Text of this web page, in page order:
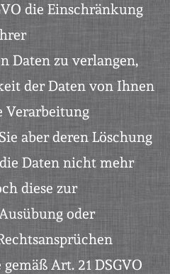
die Einschränkung
Daten zu verlangen,
der Daten von Ihnen
Verarbeitung
aber deren Löschung
Daten nicht mehr
diese zur
oder
Art. 21 DSGVO